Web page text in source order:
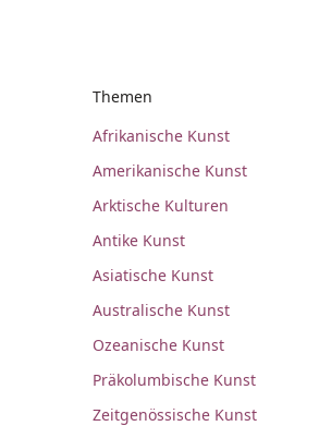
Themen
Afrikanische Kunst
Amerikanische Kunst
Arktische Kulturen
Antike Kunst
Asiatische Kunst
Australische Kunst
Ozeanische Kunst
Präkolumbische Kunst
Zeitgenössische Kunst